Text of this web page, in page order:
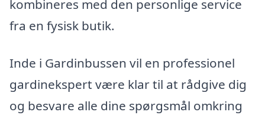
kombineres med den personlige service
fra en fysisk butik.
Inde i Gardinbussen vil en professionel
gardinekspert være klar til at rådgive dig
og besvare alle dine spørgsmål omkring